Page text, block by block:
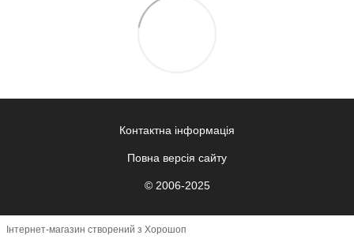
Контактна інформація
Повна версія сайту
© 2006-2025
Інтернет-магазин створений з Хорошоп